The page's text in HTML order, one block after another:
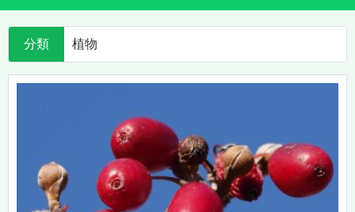
分類 植物